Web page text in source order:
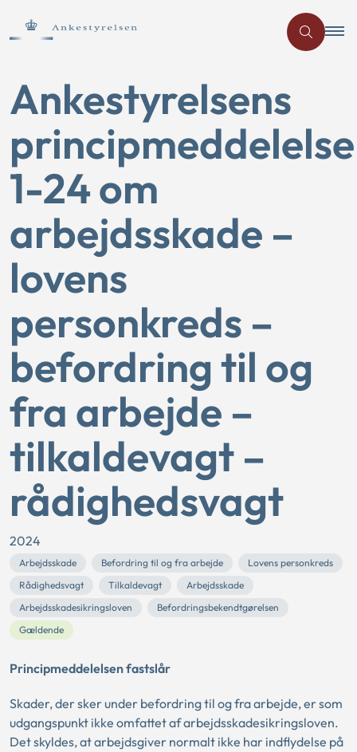
Ankestyrelsens
principmeddelelse
1-24 om
arbejdsskade –
lovens
personkreds –
befordring til og
fra arbejde –
tilkaldevagt –
rådighedsvagt
2024
Arbejdsskade Befordring til og fra arbejde
Lovens personkreds
Rådighedsvagt
Tilkaldevagt
Arbejdsskade
Arbejdsskadesikringsloven
Befordringsbekendtgørelsen
Gældende
Principmeddelelsen fastslår
Skader, der sker under befordring til og fra arbejde, er som
udgangspunkt ikke omfattet af arbejdsskadesikringsloven.
Det skyldes, at arbejdsgiver normalt ikke har indflydelse på